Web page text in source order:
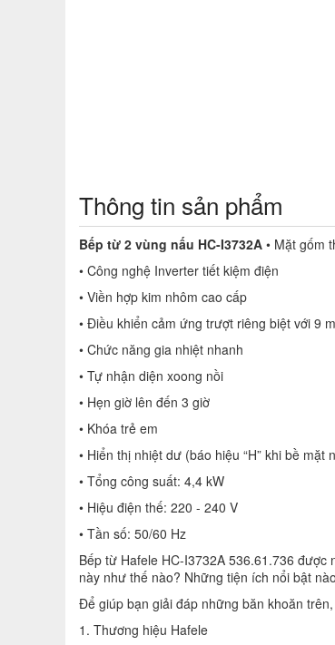
Thông tin sản phẩm
Bếp từ 2 vùng nấu HC-I3732A • Mặt gốm
• Công nghệ Inverter tiết kiệm điện
• Viền hợp kim nhôm cao cấp
• Điều khiển cảm ứng trượt riêng biệt với 9
• Chức năng gia nhiệt nhanh
• Tự nhận diện xoong nồi
• Hẹn giờ lên đến 3 giờ
• Khóa trẻ em
• Hiển thị nhiệt dư (báo hiệu “H” khi bề mặt
• Tổng công suất: 4,4 kW
• Hiệu điện thế: 220 - 240 V
• Tần số: 50/60 Hz
Bếp từ Hafele HC-I3732A 536.61.736
này như thế nào? Những tiện ích nổi bật
Để giúp bạn giải đáp những băn khoăn
1. Thương hiệu Hafele